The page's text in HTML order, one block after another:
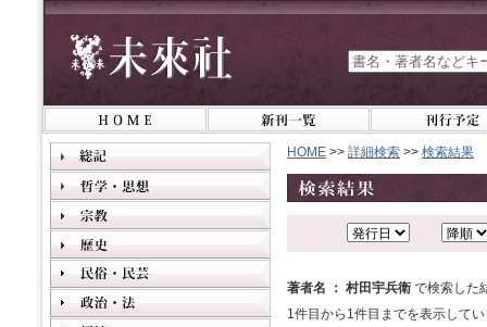
HOME >> 詳細検索 >> 検索結果
著者名 ： 村田宇兵衛 で検索した
1件目から1件目までを表示して